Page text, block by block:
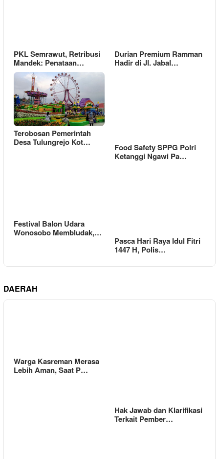
PKL Semrawut, Retribusi
Mandek: Penataan…
Durian Premium Ramman
Hadir di Jl. Jabal…
Terobosan Pemerintah
Desa Tulungrejo Kot…
Food Safety SPPG Polri
Ketanggi Ngawi Pa…
Festival Balon Udara
Wonosobo Membludak,…
Pasca Hari Raya Idul Fitri
1447 H, Polis…
DAERAH
Warga Kasreman Merasa
Lebih Aman, Saat P…
Hak Jawab dan Klarifikasi
Terkait Pember…